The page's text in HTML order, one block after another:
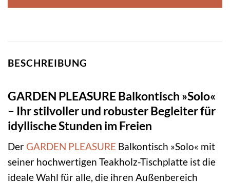
BESCHREIBUNG
GARDEN PLEASURE Balkontisch »Solo«
– Ihr stilvoller und robuster Begleiter für
idyllische Stunden im Freien
Der GARDEN PLEASURE Balkontisch »Solo« mit
seiner hochwertigen Teakholz-Tischplatte ist die
ideale Wahl für alle, die ihren Außenbereich